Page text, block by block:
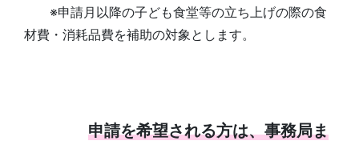
※申請月以降の子ども食堂等の立ち上げの際の食
材費・消耗品費を補助の対象とします。
申請を希望される方は、事務局ま